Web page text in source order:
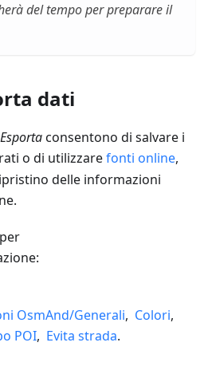
del tempo per preparare il
dati
Esportaconsentono di salvare i
o di utilizzarefonti online,
delle informazioni
OsmAnd/Generali, Colori,
POI, Evita strada.